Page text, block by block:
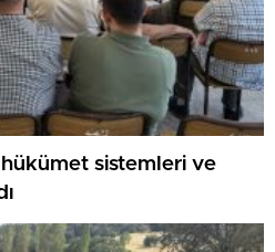
sistemleri ve